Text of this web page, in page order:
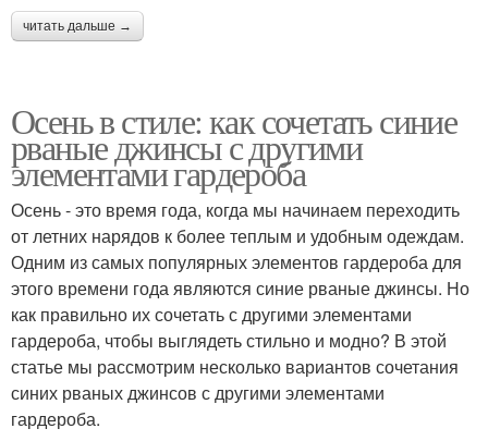
читать дальше →
Осень в стиле: как сочетать синие
рваные джинсы с другими
элементами гардероба
Осень - это время года, когда мы начинаем переходить
от летних нарядов к более теплым и удобным одеждам.
Одним из самых популярных элементов гардероба для
этого времени года являются синие рваные джинсы. Но
как правильно их сочетать с другими элементами
гардероба, чтобы выглядеть стильно и модно? В этой
статье мы рассмотрим несколько вариантов сочетания
синих рваных джинсов с другими элементами
гардероба.